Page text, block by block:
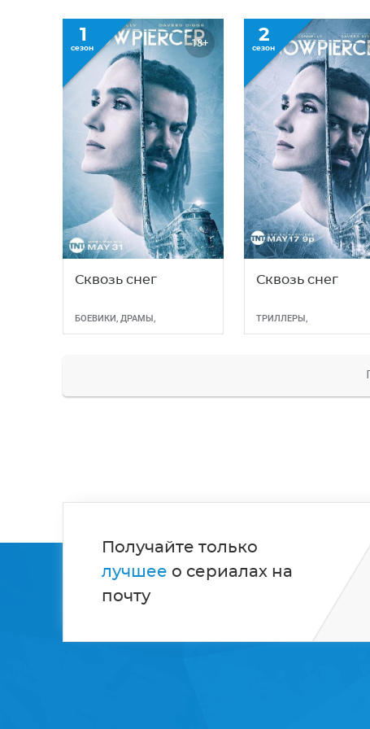
1
сезон 18+
Сквозь снег
БОЕВИКИ, ДРАМЫ ,
ТРИЛЛЕРЫ,
2
сезон
Сквозь снег
ТРИЛЛЕРЫ ,
ФАНТАСТИКА
Получайте только
лучшее о сериалах на
почту